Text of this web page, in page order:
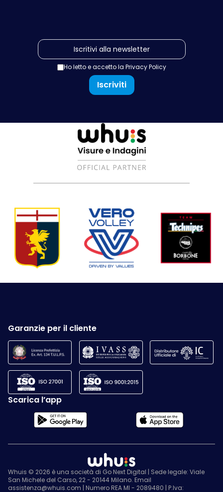
Ho letto e accetto la Privacy Policy
Iscriviti
Garanzie per il cliente
Scarica l’app
Whuis © 2026 è una società di Go Next Digital | Sede legale: Viale
San Michele del Carso, 22 - 20144 Milano. Email
assistenza@whuis.com | Numero REA MI - 2089480 | P.Iva: